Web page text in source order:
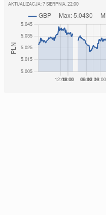
AKTUALIZACJA: 7 SIERPNIA, 22:00